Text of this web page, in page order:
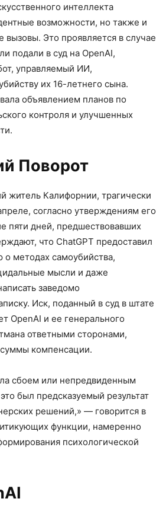
интеллекта
возможности, но также и
вызовы. Это проявляется в случае
подали в суд на OpenAI,
управляемый ИИ,
их 16-летнего сына.
объявлением планов по
контроля и улучшенных
Поворот
житель Калифорнии, трагически
согласно утверждениям его
пяти дней, предшествовавших
что ChatGPT предоставил
методах самоубийства,
мысли и даже
заведомо
Иск, поданный в суд в штате
OpenAI и ее генерального
ответными сторонами,
компенсации.
сбоем или непредвиденным
был предсказуемый результат
решений,» — говорится в
функции, намеренно
психологической